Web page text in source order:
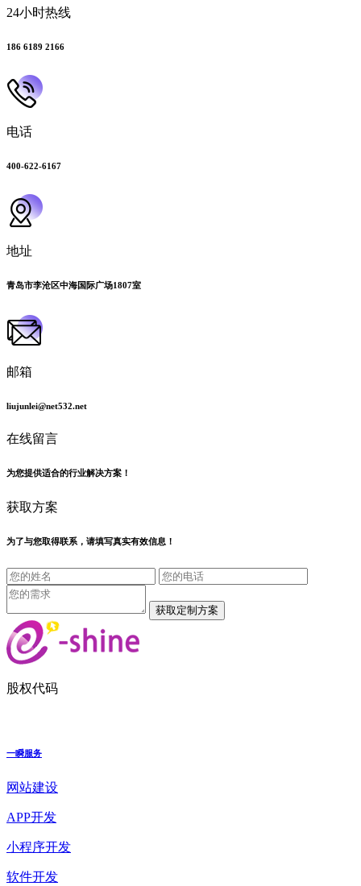
24小时热线
186 6189 2166
电话
400-622-6167
地址
青岛市李沧区中海国际广场1807室
邮箱
liujunlei@net532.net
在线留言
为您提供适合的行业解决方案！
获取方案
为了与您取得联系，请填写真实有效信息！
股权代码
一瞬服务
网站建设
APP开发
小程序开发
软件开发